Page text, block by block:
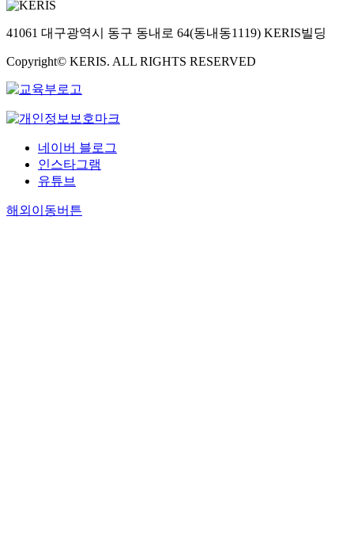
41061 대구광역시 동구 동내로 64(동내동1119) KERIS빌딩
Copyright© KERIS. ALL RIGHTS RESERVED
네이버 블로그
인스타그램
유튜브
해외이동버튼